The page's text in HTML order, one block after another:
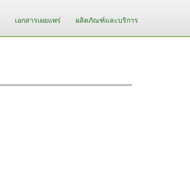
เอกสารเผยแพร่ ผลิตภัณฑ์และบริการ